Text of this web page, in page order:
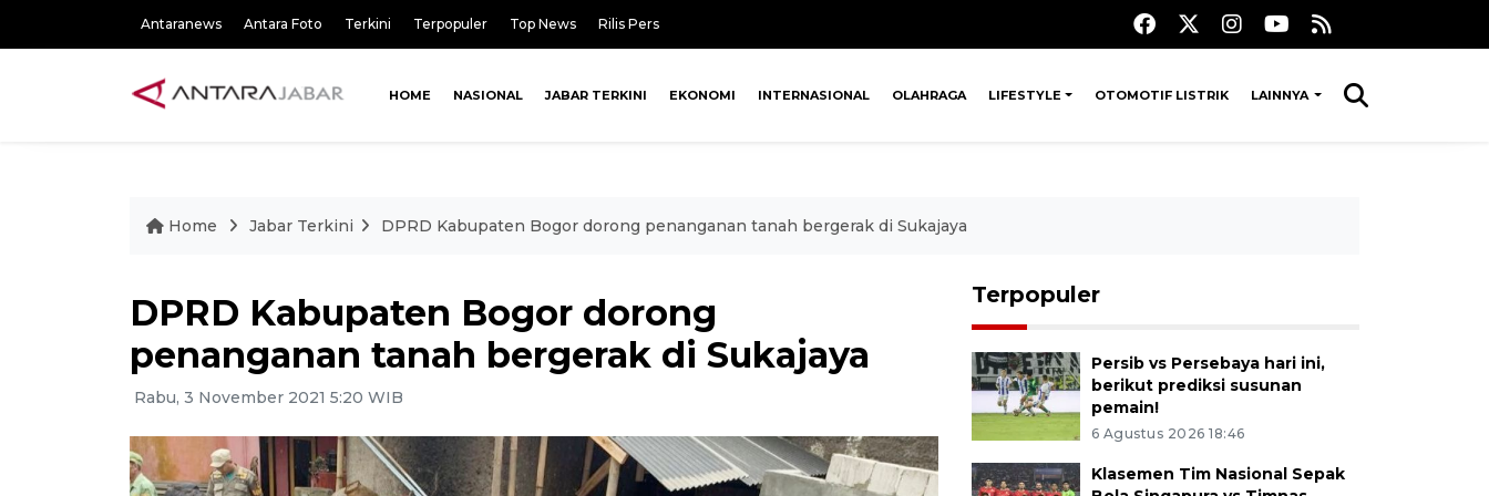
Antaranews Antara Foto Terkini Terpopuler Top News Rilis Pers
HOME NASIONAL JABAR TERKINI EKONOMI INTERNASIONAL OLAHRAGA LIFESTYLE OTOMOTIF LISTRIK LAINNYA
Home Jabar Terkini DPRD Kabupaten Bogor dorong penanganan tanah bergerak di Sukajaya
DPRD Kabupaten Bogor dorong
penanganan tanah bergerak di Sukajaya
Rabu, 3 November 2021 5:20 WIB
Terpopuler
Persib vs Persebaya hari ini,
berikut prediksi susunan
pemain!
6 Agustus 2026 18:46
Klasemen Tim Nasional Sepak